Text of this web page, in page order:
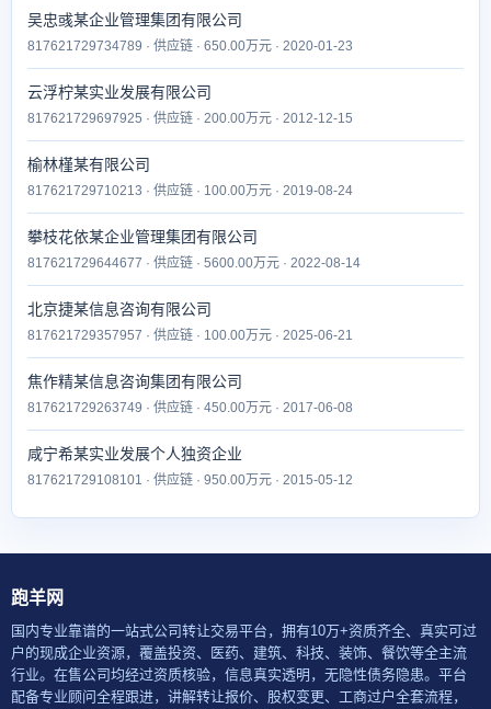
吴忠彧某企业管理集团有限公司
817621729734789 · 供应链 · 650.00万元 · 2020-01-23
云浮柠某实业发展有限公司
817621729697925 · 供应链 · 200.00万元 · 2012-12-15
榆林槿某有限公司
817621729710213 · 供应链 · 100.00万元 · 2019-08-24
攀枝花依某企业管理集团有限公司
817621729644677 · 供应链 · 5600.00万元 · 2022-08-14
北京捷某信息咨询有限公司
817621729357957 · 供应链 · 100.00万元 · 2025-06-21
焦作精某信息咨询集团有限公司
817621729263749 · 供应链 · 450.00万元 · 2017-06-08
咸宁希某实业发展个人独资企业
817621729108101 · 供应链 · 950.00万元 · 2015-05-12
跑羊网
国内专业靠谱的一站式公司转让交易平台，拥有10万+资质齐全、真实可过
户的现成企业资源，覆盖投资、医药、建筑、科技、装饰、餐饮等全主流
行业。在售公司均经过资质核验，信息真实透明，无隐性债务隐患。平台
配备专业顾问全程跟进，讲解转让报价、股权变更、工商过户全套流程，